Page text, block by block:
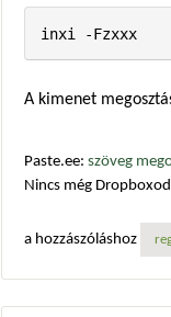
inxi -Fzxxx
A kimenet
Paste.ee: szöveg
Nincs még
a hozzászóláshoz